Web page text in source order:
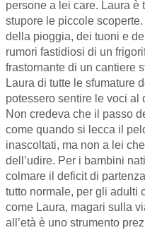
persone a lei care. Laura è
stupore le piccole
della pioggia, dei tuoni e
rumori fastidiosi di un
frastornante di un cantiere
Laura di tutte le sfumature
potessero sentire le voci al
Non credeva che il passo
come quando si lecca il
inascoltati, ma non a lei
dell’udire. Per i bambini
colmare il deficit di
tutto normale, per gli adulti
come Laura, magari sulla
all’età è uno strumento